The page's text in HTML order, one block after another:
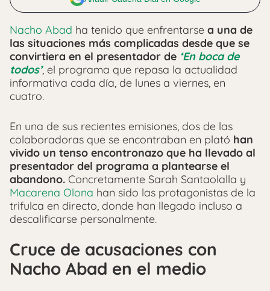
Nacho Abad ha tenido que enfrentarse a una de
las situaciones más complicadas desde que se
convirtiera en el presentador de ‘En boca de
todos’, el programa que repasa la actualidad
informativa cada día, de lunes a viernes, en
cuatro.
En una de sus recientes emisiones, dos de las
colaboradoras que se encontraban en plató han
vivido un tenso encontronazo que ha llevado al
presentador del programa a plantearse el
abandono. Concretamente Sarah Santaolalla y
Macarena Olona han sido las protagonistas de la
trifulca en directo, donde han llegado incluso a
descalificarse personalmente.
Cruce de acusaciones con
Nacho Abad en el medio